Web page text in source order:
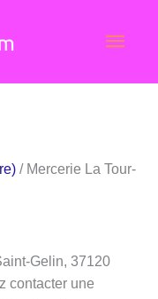
/ Mercerie La Tour-
Gelin, 37120
contacter une